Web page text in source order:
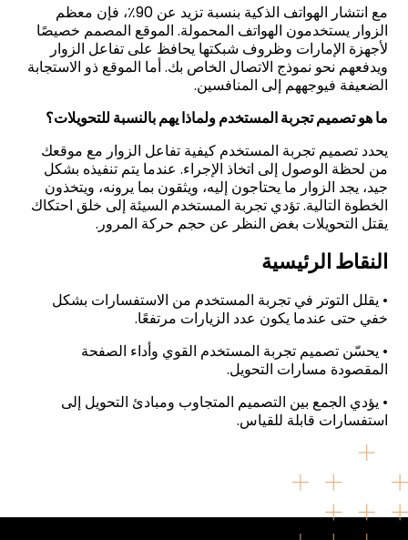
مع انتشار الهواتف الذكية بنسبة تزيد عن 90٪، فإن معظم
الزوار يستخدمون الهواتف المحمولة. الموقع المصمم خصيصًا
لأجهزة الإمارات وظروف شبكتها يحافظ على تفاعل الزوار
ويدفعهم نحو نموذج الاتصال الخاص بك. أما الموقع ذو الاستجابة
الضعيفة فيوجههم إلى المنافسين.
ما هو تصميم تجربة المستخدم ولماذا يهم بالنسبة للتحويلات؟
يحدد تصميم تجربة المستخدم كيفية تفاعل الزوار مع موقعك
من لحظة الوصول إلى اتخاذ الإجراء. عندما يتم تنفيذه بشكل
جيد، يجد الزوار ما يحتاجون إليه، ويثقون بما يرونه، ويتخذون
الخطوة التالية. تؤدي تجربة المستخدم السيئة إلى خلق احتكاك
يقتل التحويلات بغض النظر عن حجم حركة المرور .
النقاط الرئيسية
• يقلل التوتر في تجربة المستخدم من الاستفسارات بشكل
خفي حتى عندما يكون عدد الزيارات مرتفعًا.
• يحسّن تصميم تجربة المستخدم القوي وأداء الصفحة
المقصودة مسارات التحويل.
• يؤدي الجمع بين التصميم المتجاوب ومبادئ التحويل إلى
استفسارات قابلة للقياس.